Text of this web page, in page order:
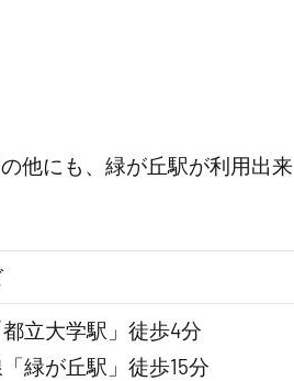
他にも、緑が丘駅が利用出来
立大学駅」徒歩4分
緑が丘駅」徒歩15分